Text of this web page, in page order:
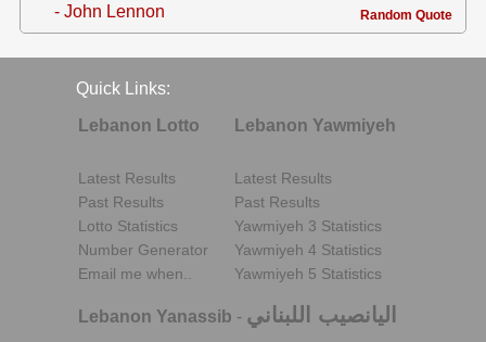
- John Lennon Random Quote
Quick Links:
Lebanon Lotto
Latest Results
Past Results
Lotto Statistics
Number Generator
Email me when..
Lebanon Yawmiyeh
Latest Results
Past Results
Yawmiyeh 3 Statistics
Yawmiyeh 4 Statistics
Yawmiyeh 5 Statistics
Lebanon Yanassib - اليانصيب اللبناني